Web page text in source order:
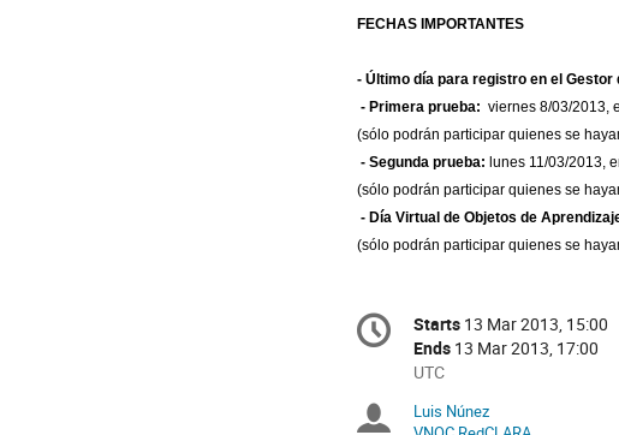
FECHAS IMPORTANTES
- Último día para registro en el Gestor
- Primera prueba: viernes 8/03/2013,
(sólo podrán participar quienes se
- Segunda prueba: lunes 11/03/2013,
(sólo podrán participar quienes se
- Día Virtual de Objetos de
(sólo podrán participar quienes se
Conference
information
Date/Time
Starts 13 Mar 2013, 15:00
Ends 13 Mar 2013, 17:00
All
are
UTC
Chairpersons
Luis Núnez